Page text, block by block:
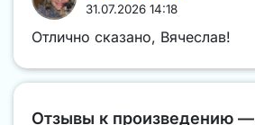
31.07.2026 14:18
Отлично сказано, Вячеслав!
Отзывы к произведению —